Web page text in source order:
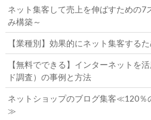
ネット集客して売上を伸ばすための7
み構築～
【業種別】効果的にネット集客する
【無料でできる】インターネットを
ド調査）の事例と方法
ネットショップのブログ集客≪120％
≫